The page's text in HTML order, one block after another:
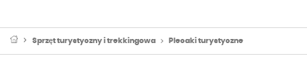
Sprzęt turystyczny i trekkingowa Plecaki turystyczne